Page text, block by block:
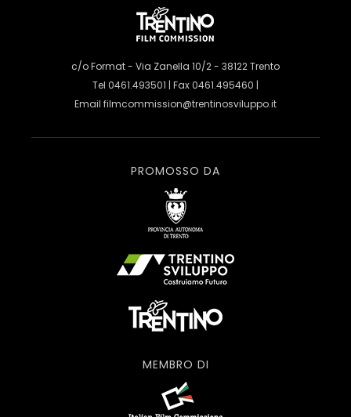
c/o Format - Via Zanella 10/2 - 38122 Trento
Tel 0461.493501 | Fax 0461.495460 |
Email filmcommission@trentinosviluppo.it
PROMOSSO DA
MEMBRO DI